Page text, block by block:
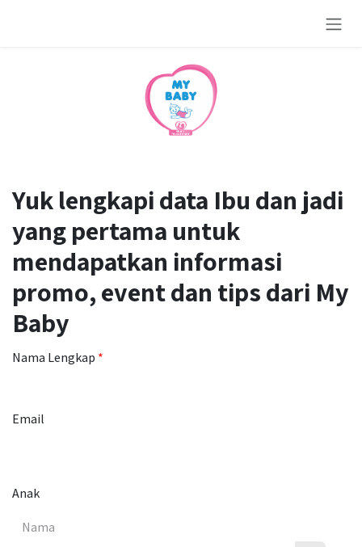
Yuk lengkapi data Ibu dan jadi
yang pertama untuk
mendapatkan informasi
promo, event dan tips dari My
Baby
Nama Lengkap
Email
Anak